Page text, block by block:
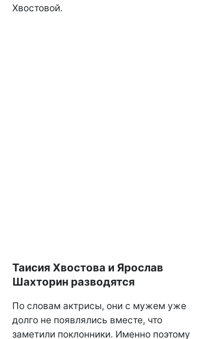
Хвостовой.
Таисия Хвостова и Ярослав
Шахторин разводятся
По словам актрисы, они с мужем уже
долго не появлялись вместе, что
заметили поклонники. Именно поэтому